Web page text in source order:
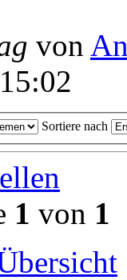
von
Sortiere nach
1 von 1